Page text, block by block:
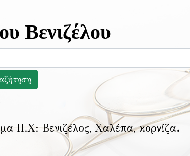
Βενιζέλου
Π.Χ: Βενιζέλος, Χαλέπα, κορνίζα.